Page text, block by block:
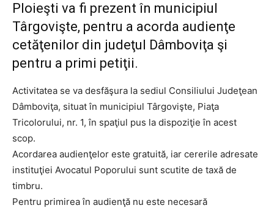
Ploieşti va fi prezent în municipiul
Târgovişte, pentru a acorda audienţe
cetăţenilor din judeţul Dâmboviţa şi
pentru a primi petiţii.
Activitatea se va desfăşura la sediul Consiliului Judeţean
Dâmboviţa, situat în municipiul Târgovişte, Piaţa
Tricolorului, nr. 1, în spaţiul pus la dispoziţie în acest
scop.
Acordarea audienţelor este gratuită, iar cererile adresate
instituţiei Avocatul Poporului sunt scutite de taxă de
timbru.
Pentru primirea în audienţă nu este necesară